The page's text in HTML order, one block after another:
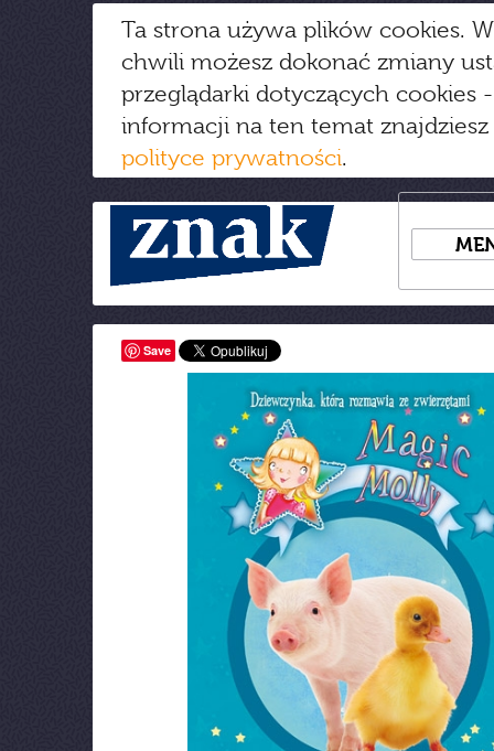
Ta strona używa plików cookies.
chwili możesz dokonać zmiany
przeglądarki dotyczących cookies
informacji na ten temat
polityce prywatności.
Save